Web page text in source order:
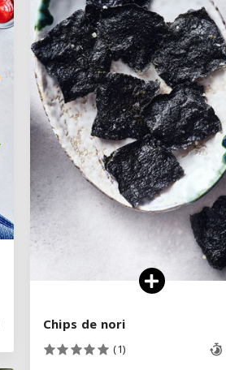
VOIR LA RECETTE
Chips de nori
(1)
Chips de nori
(1)